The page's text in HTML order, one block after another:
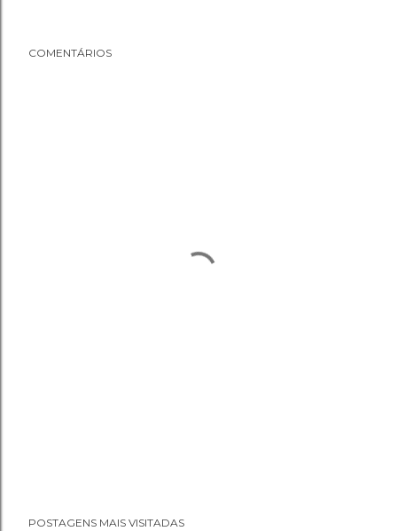
COMENTÁRIOS
POSTAGENS MAIS VISITADAS